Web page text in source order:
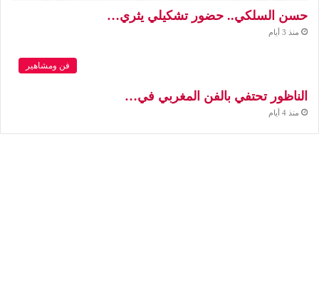
حسن السلكي.. حضور تشكيلي يثري…
منذ 3 أيام
فن ومشاهير
الناظور تحتفي بالفن المغربي في…
منذ 4 أيام